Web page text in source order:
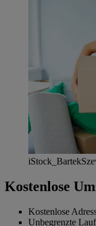
Kostenlose
Kostenlose
Unbegrenzte